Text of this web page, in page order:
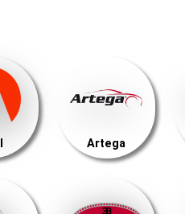
Artega